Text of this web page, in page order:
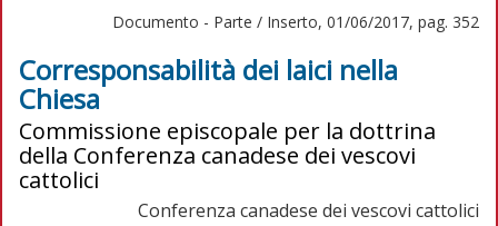
Documento - Parte / Inserto, 01/06/2017, pag. 352
Corresponsabilità dei laici nella
Chiesa
Commissione episcopale per la dottrina
della Conferenza canadese dei vescovi
cattolici
Conferenza canadese dei vescovi cattolici